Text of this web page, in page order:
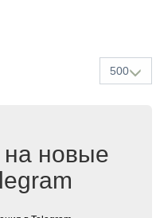
500
новые